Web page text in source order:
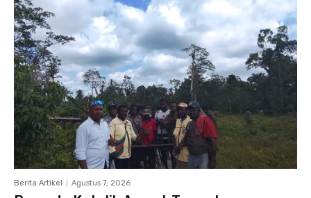
Berita Artikel Agustus 7, 2026